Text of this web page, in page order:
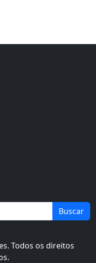
Buscar
Todos os direitos